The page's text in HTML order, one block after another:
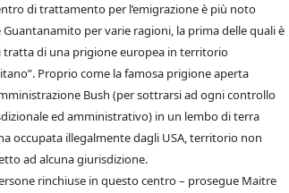
di trattamento per l’emigrazione è più noto
Guantanamito per varie ragioni, la prima delle quali è
tratta di una prigione europea in territorio
Proprio come la famosa prigione aperta
Bush (per sottrarsi ad ogni controllo
ed amministrativo) in un lembo di terra
occupata illegalmente dagli USA, territorio non
ad alcuna giurisdizione.
rinchiuse in questo centro – prosegue Maitre